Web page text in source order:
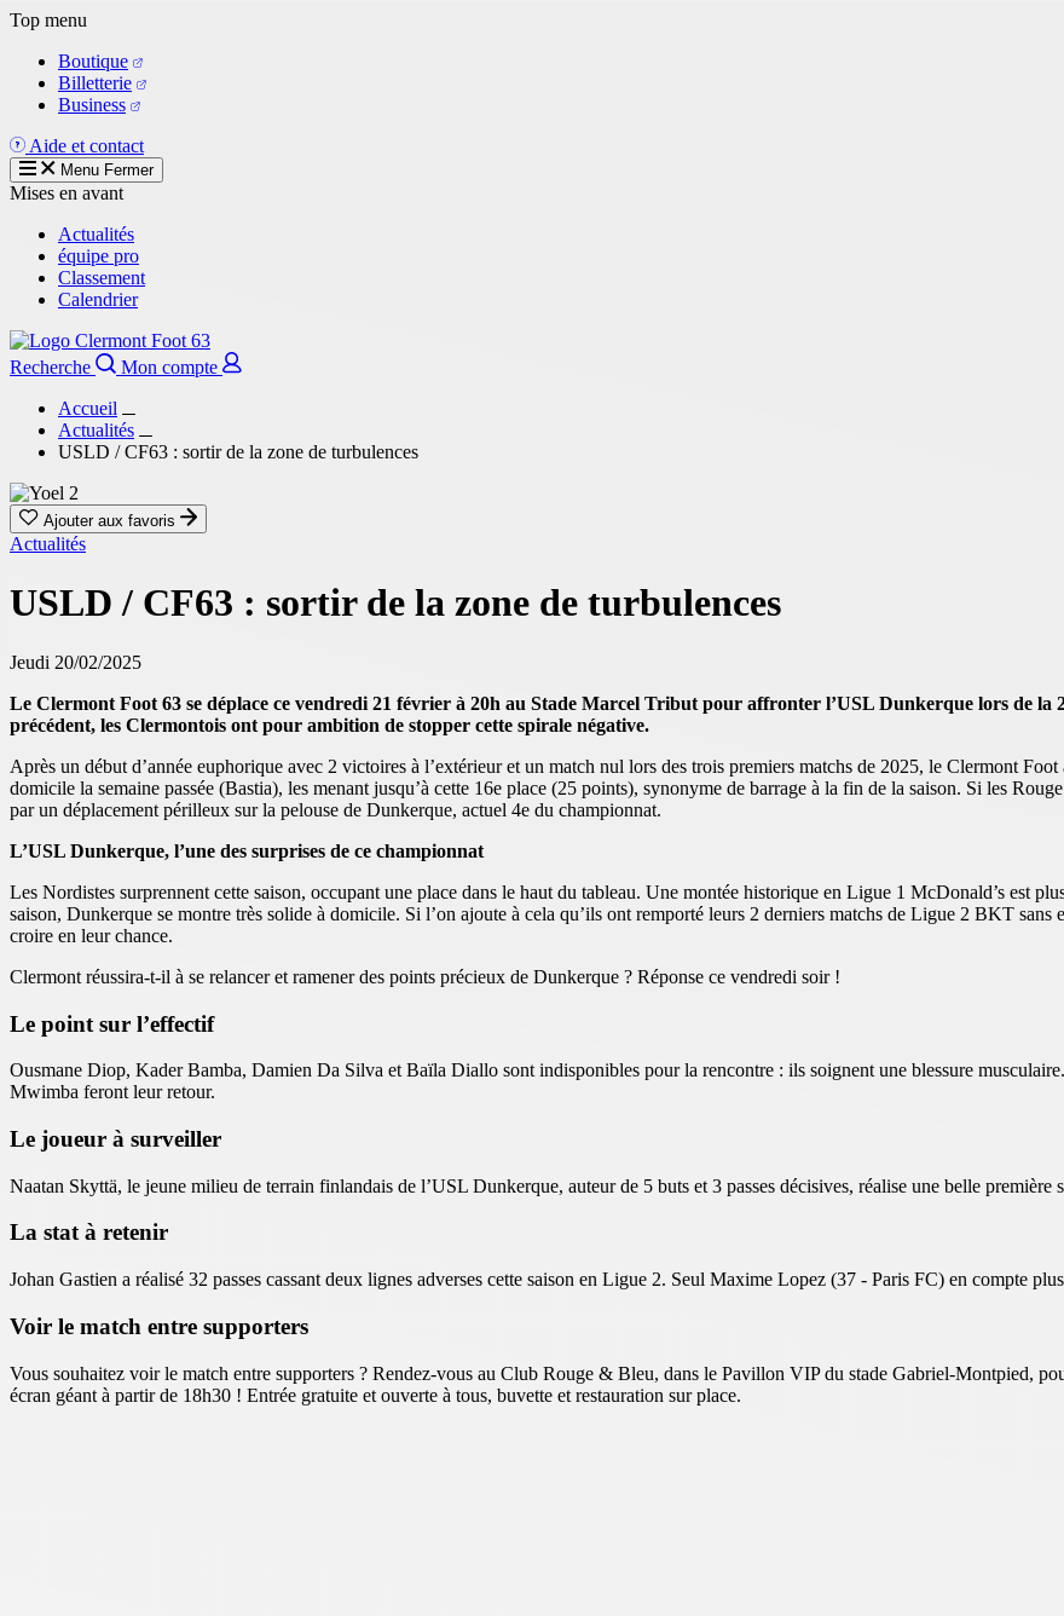
Aller
contenu
principal
Top menu
Boutique
Billetterie
Business
Aide et contact
Menu Fermer
Mises en avant
Actualités
équipe pro
Classement
Calendrier
Recherche
Mon compte
Accueil
Actualités
USLD / CF63 : sortir de la zone de turbulences
Ajouter aux favoris
Actualités
USLD / CF63 : sortir de la zone de turbulences
Jeudi 20/02/2025
Le Clermont Foot 63 se déplace ce vendredi 21 février à 20h au Stade Marcel Tribut pour affronter l’USL Dunkerque lors de la
précédent, les Clermontois ont pour ambition de stopper cette spirale négative.
Après un début d’année euphorique avec 2 victoires à l’extérieur et un match nul lors des trois premiers matchs de 2025, le Clermont
domicile la semaine passée (Bastia), les menant jusqu’à cette 16e place (25 points), synonyme de barrage à la fin de la saison. Si les
par un déplacement périlleux sur la pelouse de Dunkerque, actuel 4e du championnat.
L’USL Dunkerque, l’une des surprises de ce championnat
Les Nordistes surprennent cette saison, occupant une place dans le haut du tableau. Une montée historique en Ligue 1 McDonald’s est
saison, Dunkerque se montre très solide à domicile. Si l’on ajoute à cela qu’ils ont remporté leurs 2 derniers matchs de Ligue 2 BKT sans
croire en leur chance.
Clermont réussira-t-il à se relancer et ramener des points précieux de Dunkerque ? Réponse ce vendredi soir !
Le point sur l’effectif
Ousmane Diop, Kader Bamba, Damien Da Silva et Baïla Diallo sont indisponibles pour la rencontre : ils soignent une blessure
Mwimba feront leur retour.
Le joueur à surveiller
Naatan Skyttä, le jeune milieu de terrain finlandais de l’USL Dunkerque, auteur de 5 buts et 3 passes décisives, réalise une belle première
La stat à retenir
Johan Gastien a réalisé 32 passes cassant deux lignes adverses cette saison en Ligue 2. Seul Maxime Lopez (37 - Paris FC) en compte
Voir le match entre supporters
Vous souhaitez voir le match entre supporters ? Rendez-vous au Club Rouge & Bleu, dans le Pavillon VIP du stade Gabriel-Montpied,
écran géant à partir de 18h30 ! Entrée gratuite et ouverte à tous, buvette et restauration sur place.